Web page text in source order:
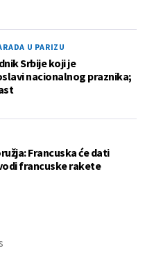
U PARIZU
Srbije koji je
nacionalnog praznika;
Francuska će dati
francuske rakete